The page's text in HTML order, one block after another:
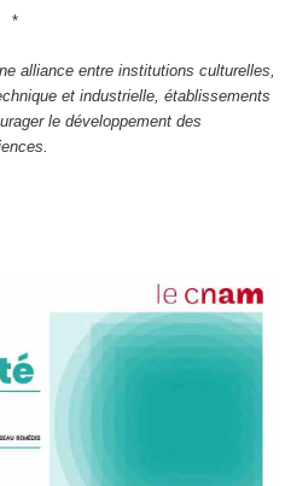
*
alliance entre institutions culturelles,
et industrielle, établissements
le développement des